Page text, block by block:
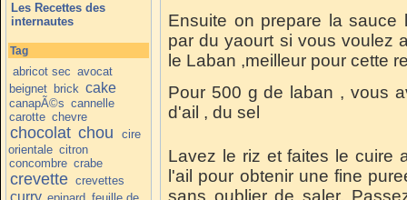
Les Recettes des
internautes
Tag
abricot sec avocat
beignet brick cake
canapÃ©s cannelle
carotte chevre
chocolat chou
cire
orientale citron
concombre crabe
crevette crevettes
curry
Ensuite on prepare la
par du yaourt si vous voulez
le Laban ,meilleur pour cette
Pour 500 g de laban , vous
d'ail , du sel
Lavez le riz et faites le cuire
l'ail pour obtenir une fine
sans oublier de saler.